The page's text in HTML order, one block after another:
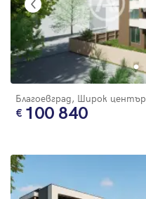
Благоевград, Широк център
100 840